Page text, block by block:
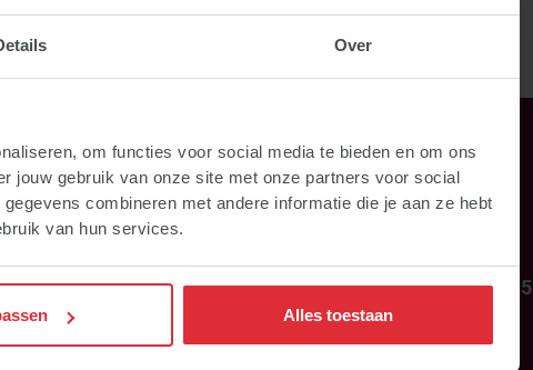
Over
om functies voor social media te bieden en om ons
jouw gebruik van onze site met onze partners voor social
combineren met andere informatie die je aan ze hebt
van hun services.
Alles toestaan
About Subli
Contact
+31 (0)317 - 499595